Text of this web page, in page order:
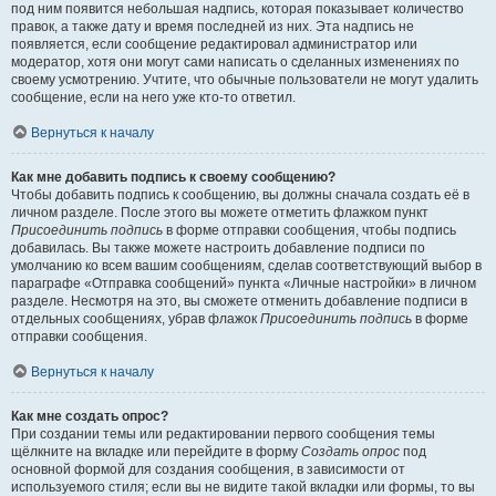
под ним появится небольшая надпись, которая показывает количество
правок, а также дату и время последней из них. Эта надпись не
появляется, если сообщение редактировал администратор или
модератор, хотя они могут сами написать о сделанных изменениях по
своему усмотрению. Учтите, что обычные пользователи не могут удалить
сообщение, если на него уже кто-то ответил.
Вернуться к началу
Как мне добавить подпись к своему сообщению?
Чтобы добавить подпись к сообщению, вы должны сначала создать её в
личном разделе. После этого вы можете отметить флажком пункт
Присоединить подпись в форме отправки сообщения, чтобы подпись
добавилась. Вы также можете настроить добавление подписи по
умолчанию ко всем вашим сообщениям, сделав соответствующий выбор в
параграфе «Отправка сообщений» пункта «Личные настройки» в личном
разделе. Несмотря на это, вы сможете отменить добавление подписи в
отдельных сообщениях, убрав флажок Присоединить подпись в форме
отправки сообщения.
Вернуться к началу
Как мне создать опрос?
При создании темы или редактировании первого сообщения темы
щёлкните на вкладке или перейдите в форму Создать опрос под
основной формой для создания сообщения, в зависимости от
используемого стиля; если вы не видите такой вкладки или формы, то вы